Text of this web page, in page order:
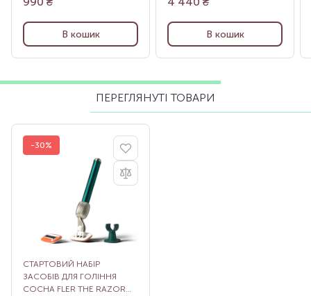
В кошик В кошик
ПЕРЕГЛЯНУТІ ТОВАРИ
-30%
СТАРТОВИЙ НАБІР
ЗАСОБІВ ДЛЯ ГОЛІННЯ
СОСНА FLER THE RAZOR